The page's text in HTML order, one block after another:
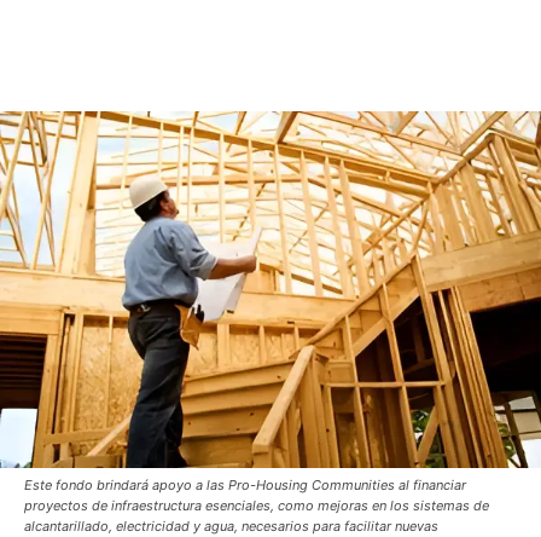
Este fondo brindará apoyo a las Pro-Housing Communities al financiar
proyectos de infraestructura esenciales, como mejoras en los sistemas de
alcantarillado, electricidad y agua, necesarios para facilitar nuevas